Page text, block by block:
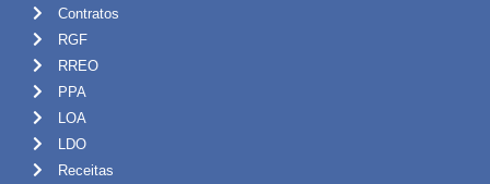
Contratos
RGF
RREO
PPA
LOA
LDO
Receitas